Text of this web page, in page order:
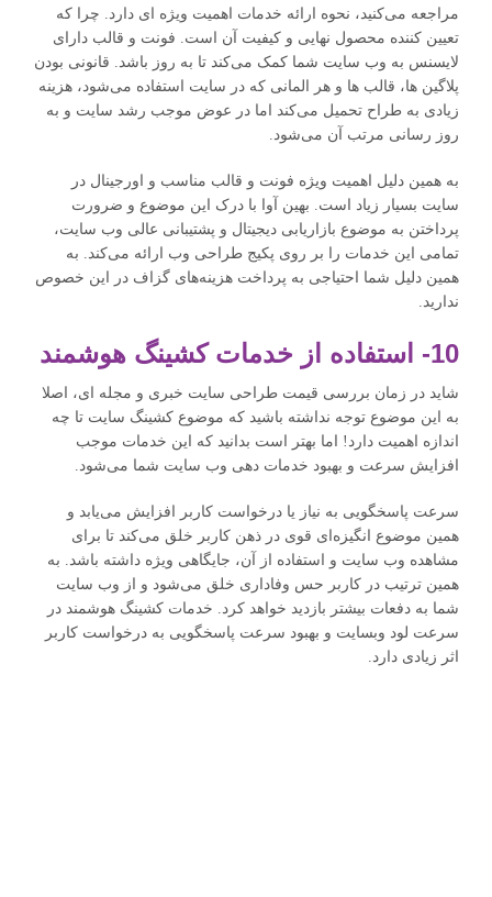
مراجعه می‌کنید، نحوه ارائه خدمات اهمیت ویژه ای دارد. چرا که
تعیین کننده محصول نهایی و کیفیت آن است. فونت و قالب دارای
لایسنس به وب سایت شما کمک می‌کند تا به روز باشد. قانونی بودن
پلاگین ها، قالب ها و هر المانی که در سایت استفاده می‌شود، هزینه
زیادی به طراح تحمیل می‌کند اما در عوض موجب رشد سایت و به
روز رسانی مرتب آن می‌شود.
به همین دلیل اهمیت ویژه فونت و قالب مناسب و اورجینال در
سایت بسیار زیاد است. بهین آوا با درک این موضوع و ضرورت
پرداختن به موضوع بازاریابی دیجیتال و پشتیبانی عالی وب سایت،
تمامی این خدمات را بر روی پکیج طراحی وب ارائه می‌کند. به
همین دلیل شما احتیاجی به پرداخت هزینه‌های گزاف در این خصوص
ندارید.
10- استفاده از خدمات کشینگ هوشمند
شاید در زمان بررسی قیمت طراحی سایت خبری و مجله ای، اصلا
به این موضوع توجه نداشته باشید که موضوع کشینگ سایت تا چه
اندازه اهمیت دارد! اما بهتر است بدانید که این خدمات موجب
افزایش سرعت و بهبود خدمات دهی وب سایت شما می‌شود.
سرعت پاسخگویی به نیاز یا درخواست کاربر افزایش می‌یابد و
همین موضوع انگیزه‌ای قوی در ذهن کاربر خلق می‌کند تا برای
مشاهده وب سایت و استفاده از آن، جایگاهی ویژه داشته باشد. به
همین ترتیب در کاربر حس وفاداری خلق می‌شود و از وب سایت
شما به دفعات بیشتر بازدید خواهد کرد. خدمات کشینگ هوشمند در
سرعت لود وبسایت و بهبود سرعت پاسخگویی به درخواست کاربر
اثر زیادی دارد.